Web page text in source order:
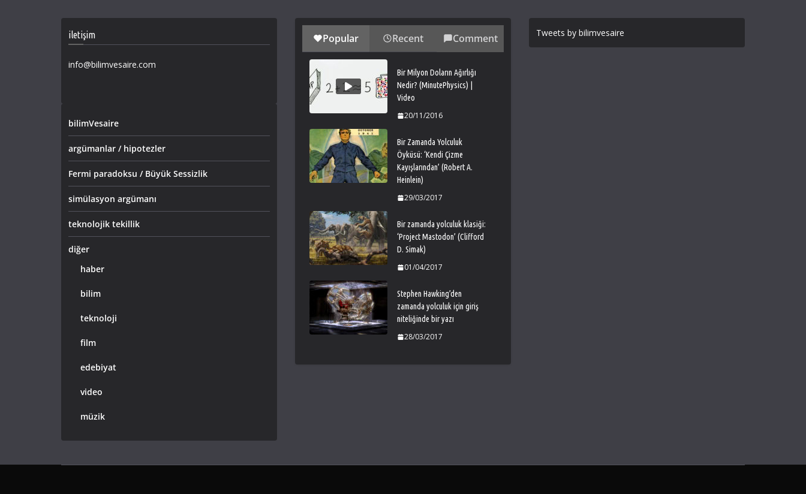
iletişim
info@bilimvesaire.com
bilimVesaire
argümanlar / hipotezler
Fermi paradoksu / Büyük Sessizlik
simülasyon argümanı
teknolojik tekillik
diğer
haber
bilim
teknoloji
film
edebiyat
video
müzik
Popular Recent Comment
Bir Milyon Doların Ağırlığı
Nedir? (MinutePhysics) |
Video
20/11/2016
Bir Zamanda Yolculuk
Öyküsü: ‘Kendi Çizme
Kayışlarından’ (Robert A.
Heinlein)
29/03/2017
Bir zamanda yolculuk klasiği:
‘Project Mastodon’ (Clifford
D. Simak)
01/04/2017
Stephen Hawking’den
zamanda yolculuk için giriş
niteliğinde bir yazı
28/03/2017
Tweets by bilimvesaire